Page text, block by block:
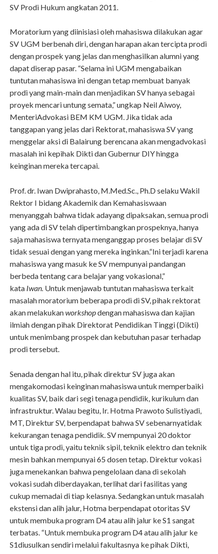
SV Prodi Hukum angkatan 2011.
Moratorium yang diinisiasi oleh mahasiswa dilakukan agar
SV UGM berbenah diri, dengan harapan akan tercipta prodi
dengan prospek yang jelas dan menghasilkan alumni yang
dapat diserap pasar. “Selama ini UGM mengabaikan
tuntutan mahasiswa ini dengan tetap membuat banyak
prodi yang main-main dan menjadikan SV hanya sebagai
proyek mencari untung semata,” ungkap Neil Aiwoy,
MenteriAdvokasi BEM KM UGM. Jika tidak ada
tanggapan yang jelas dari Rektorat, mahasiswa SV yang
menggelar aksi di Balairung berencana akan mengadvokasi
masalah ini kepihak Dikti dan Gubernur DIY hingga
keinginan mereka tercapai.
Prof. dr. Iwan Dwiprahasto, M.Med.Sc., Ph.D selaku Wakil
Rektor I bidang Akademik dan Kemahasiswaan
menyanggah bahwa tidak adayang dipaksakan, semua prodi
yang ada di SV telah dipertimbangkan prospeknya, hanya
saja mahasiswa ternyata menganggap proses belajar di SV
tidak sesuai dengan yang mereka inginkan.“Ini terjadi karena
mahasiswa yang masuk ke SV mempunyai pandangan
berbeda tentang cara belajar yang vokasional,”
kata Iwan. Untuk menjawab tuntutan mahasiswa terkait
masalah moratorium beberapa prodi di SV, pihak rektorat
akan melakukanworkshopdengan mahasiswa dan kajian
ilmiah dengan pihak Direktorat Pendidikan Tinggi (Dikti)
untuk menimbang prospek dan kebutuhan pasar terhadap
prodi tersebut.
Senada dengan hal itu, pihak direktur SV juga akan
mengakomodasi keinginan mahasiswa untuk memperbaiki
kualitas SV, baik dari segi tenaga pendidik, kurikulum dan
infrastruktur. Walau begitu, Ir. Hotma Prawoto Sulistiyadi,
MT, Direktur SV, berpendapat bahwa SV sebenarnyatidak
kekurangan tenaga pendidik. SV mempunyai 20 doktor
untuk tiga prodi, yaitu teknik sipil, teknik elektro dan teknik
mesin bahkan mempunyai 65 dosen tetap. Direktur vokasi
juga menekankan bahwa pengelolaan dana di sekolah
vokasi sudah diberdayakan, terlihat dari fasilitas yang
cukup memadai di tiap kelasnya. Sedangkan untuk masalah
ekstensi dan alih jalur, Hotma berpendapat otoritas SV
untuk membuka program D4 atau alih jalur ke S1 sangat
terbatas. “Untuk membuka program D4 atau alih jalur ke
S1diusulkan sendiri melalui fakultasnya ke pihak Dikti,